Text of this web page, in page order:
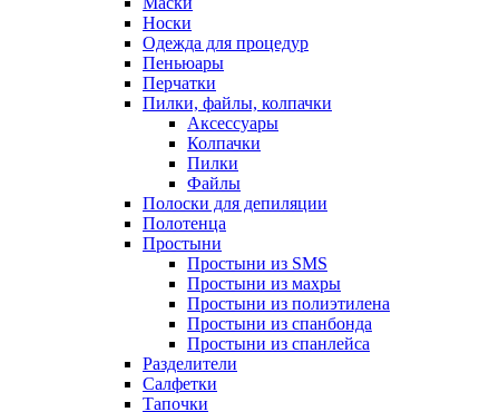
Носки
Одежда для процедур
Пеньюары
Перчатки
Пилки, файлы, колпачки
Аксессуары
Колпачки
Пилки
Файлы
Полоски для депиляции
Полотенца
Простыни
Простыни из SMS
Простыни из махры
Простыни из полиэтилена
Простыни из спанбонда
Простыни из спанлейса
Разделители
Салфетки
Тапочки